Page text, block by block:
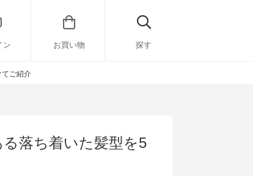
ン お買い物 探す
ご紹介
落ち着いた髪型を5